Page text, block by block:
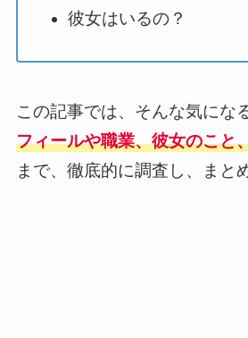
彼女はいるの？
この記事では、そんな気にな
フィールや職業、彼女のこと
まで、徹底的に調査し、まと